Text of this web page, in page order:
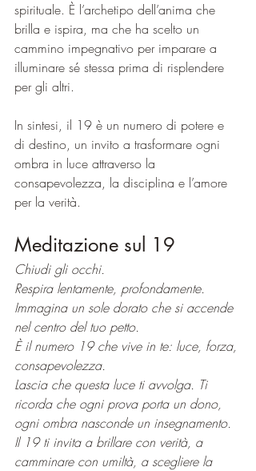
spirituale. È l’archetipo dell’anima che
brilla e ispira, ma che ha scelto un
cammino impegnativo per imparare a
illuminare sé stessa prima di risplendere
per gli altri.
In sintesi, il 19 è un numero di potere e
di destino, un invito a trasformare ogni
ombra in luce attraverso la
consapevolezza, la disciplina e l’amore
per la verità.
Meditazione sul 19
Chiudi gli occhi.
Respira lentamente, profondamente.
Immagina un sole dorato che si accende
nel centro del tuo petto.
È il numero 19 che vive in te: luce, forza,
consapevolezza.
Lascia che questa luce ti avvolga. Ti
ricorda che ogni prova porta un dono,
ogni ombra nasconde un insegnamento.
Il 19 ti invita a brillare con verità, a
camminare con umiltà, a scegliere la